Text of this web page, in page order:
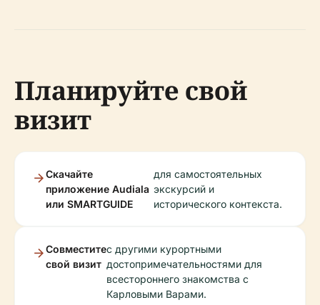
Планируйте свой
визит
Скачайте
приложение Audiala
или SMARTGUIDE
для самостоятельных
экскурсий и
исторического контекста.
Совместите
свой визит
с другими курортными
достопримечательностями для
всестороннего знакомства с
Карловыми Варами.